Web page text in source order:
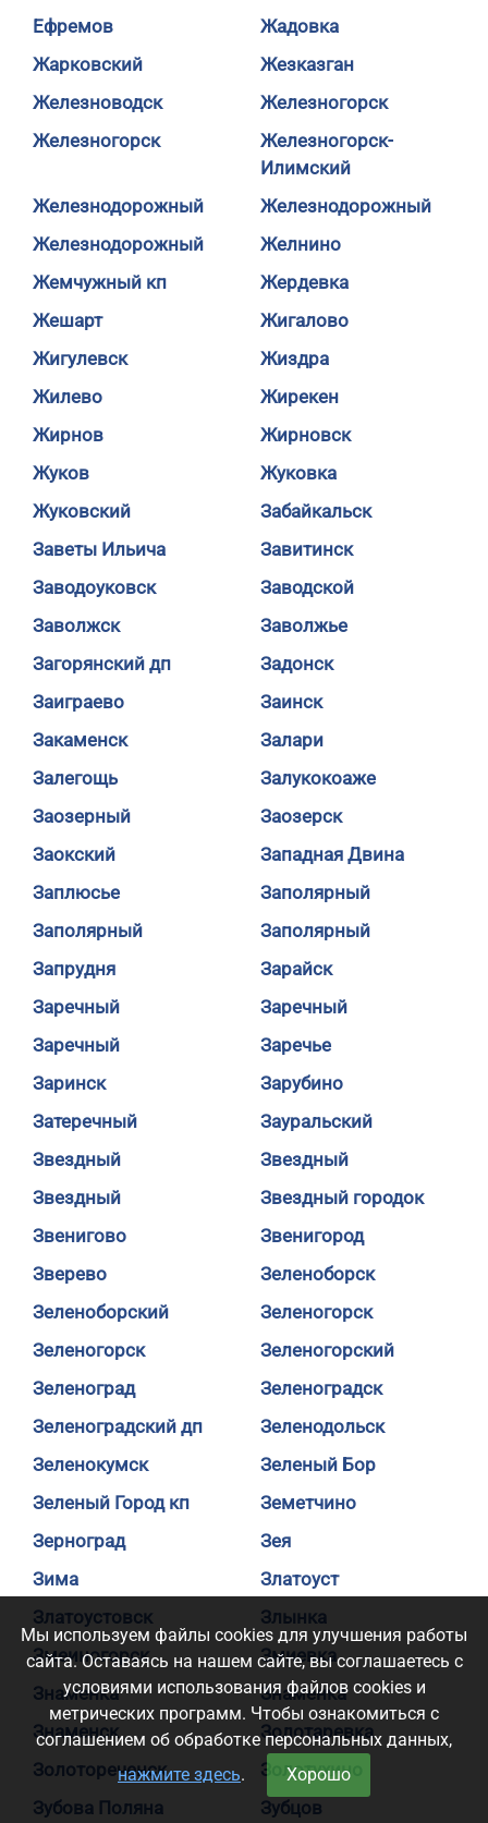
Ефремов
Жадовка
Жарковский
Жезказган
Железноводск
Железногорск
Железногорск
Железногорск-
Илимский
Железнодорожный
Железнодорожный
Железнодорожный
Желнино
Жемчужный кп
Жердевка
Жешарт
Жигалово
Жигулевск
Жиздра
Жилево
Жирекен
Жирнов
Жирновск
Жуков
Жуковка
Жуковский
Забайкальск
Заветы Ильича
Завитинск
Заводоуковск
Заводской
Заволжск
Заволжье
Загорянский дп
Задонск
Заиграево
Заинск
Закаменск
Залари
Залегощь
Залукокоаже
Заозерный
Заозерск
Заокский
Западная Двина
Заплюсье
Заполярный
Заполярный
Заполярный
Запрудня
Зарайск
Заречный
Заречный
Заречный
Заречье
Заринск
Зарубино
Затеречный
Зауральский
Звездный
Звездный
Звездный
Звездный городок
Звенигово
Звенигород
Зверево
Зеленоборск
Зеленоборский
Зеленогорск
Зеленогорск
Зеленогорский
Зеленоград
Зеленоградск
Зеленоградский дп
Зеленодольск
Зеленокумск
Зеленый Бор
Зеленый Город кп
Земетчино
Зерноград
Зея
Зима
Златоуст
Златоустовск
Злынка
Змеиногорск
Змиевка
Знаменка
Знаменка
Знаменск
Золотаревка
Золотореченск
Золотухино
Зубова Поляна
Зубцов
Мы используем файлы cookies для улучшения работы
сайта. Оставаясь на нашем сайте, вы соглашаетесь с
условиями использования файлов cookies и
метрических программ. Чтобы ознакомиться с
соглашением об обработке персональных данных,
нажмите здесь. Хорошо